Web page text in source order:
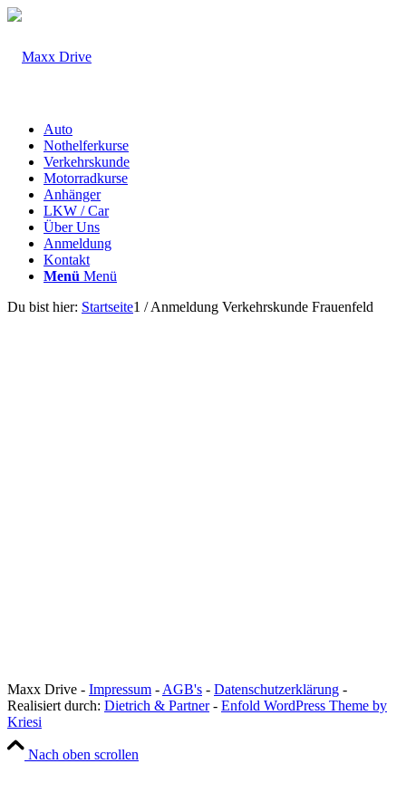
Auto
Nothelferkurse
Verkehrskunde
Motorradkurse
Anhänger
LKW / Car
Über Uns
Anmeldung
Kontakt
Menü Menü
Du bist hier: Startseite1 / Anmeldung Verkehrskunde Frauenfeld
Maxx Drive - Impressum - AGB's - Datenschutzerklärung -
Realisiert durch: Dietrich & Partner- Enfold WordPress Theme by
Kriesi
Nach oben scrollen